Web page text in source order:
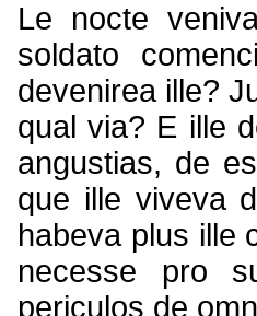
Le nocte
soldato
devenirea ille?
qual via? E ille
angustias, de
que ille viveva
habeva plus ille
necesse pro
periculos de